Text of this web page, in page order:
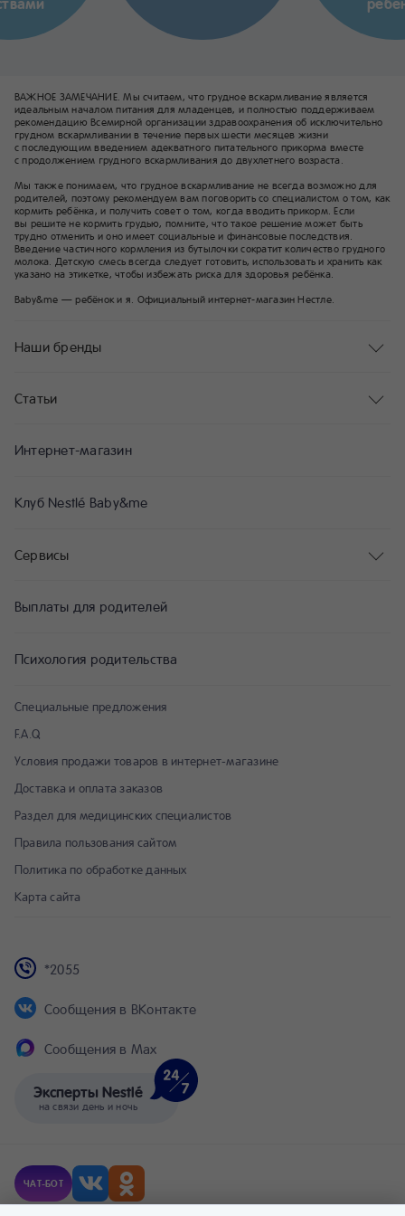
ВАЖНОЕ ЗАМЕЧАНИЕ. Мы считаем, что грудное вскармливание является
идеальным началом питания для младенцев, и полностью поддерживаем
рекомендацию Всемирной организации здравоохранения об исключительно
грудном вскармливании в течение первых шести месяцев жизни
с последующим введением адекватного питательного прикорма вместе
с продолжением грудного вскармливания до двухлетнего возраста.
Мы также понимаем, что грудное вскармливание не всегда возможно для
родителей, поэтому рекомендуем вам поговорить со специалистом о том, как
кормить ребёнка, и получить совет о том, когда вводить прикорм. Если
вы решите не кормить грудью, помните, что такое решение может быть
трудно отменить и оно имеет социальные и финансовые последствия.
Введение частичного кормления из бутылочки сократит количество грудного
молока. Детскую смесь всегда следует готовить, использовать и хранить как
указано на этикетке, чтобы избежать риска для здоровья ребёнка.
Baby&me — ребёнок и я. Официальный интернет-магазин Нестле.
Наши бренды
Статьи
Специальные предложения
F.A.Q
Условия продажи товаров в интернет-магазине
Доставка и оплата заказов
Раздел для медицинских специалистов
Правила пользования сайтом
Политика по обработке данных
Карта сайта
Эксперты Nestlé
на связи день и ночь
*2055
Сообщения в ВКонтакте
Сообщения в Max
Интернет-магазин
Клуб Nestlé Baby&me
Сервисы
Выплаты для родителей
Психология родительства
ЧАТ-БОТ